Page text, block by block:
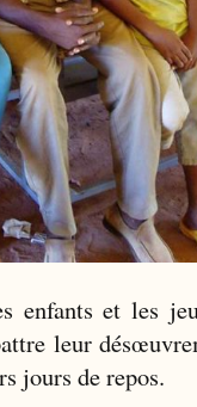
enfants et les
leur
jours de repos.